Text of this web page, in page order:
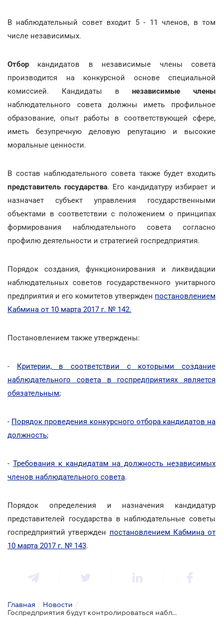
В наблюдательный совет входит 5 - 11 членов, в том
числе независимых.
Отбор кандидатов в независимые члены совета
производится на конкурсной основе специальной
комиссией. Кандидаты внезависимые члены
наблюдательного совета должны иметь профильное
образование, опыт работы в соответствующей сфере,
иметь безупречную деловую репутацию и высокие
моральные ценности.
В состав наблюдательного совета также будет входить
представитель государства. Его кандидатуру избирает и
назначает субъект управления государственными
объектами в соответствии с положением о принципах
формирования наблюдательного совета согласно
профилю деятельности и стратегией госпредприятия.
Порядок создания, функционирования и ликвидации
наблюдательных советов государственного унитарного
предприятия и его комитетов утвержден постановлением
Кабмина от 10 марта 2017 г. № 142.
Постановлением также утверждены:
- Критерии, в соответствии с которыми создание
наблюдательного совета в госпредприятиях является
обязательным;
- Порядок проведения конкурсного отбора кандидатов на
должность;
- Требования к кандидатам на должность независимых
членов наблюдательного совета.
Порядок определения и назначения кандидатур
представителей государства в наблюдательные советы
госпредприятий утвержден постановлением Кабмина от
10 марта 2017 г. № 143.
Главная / Новости /
Госпредприятия будут контролироваться наблюдательными советами